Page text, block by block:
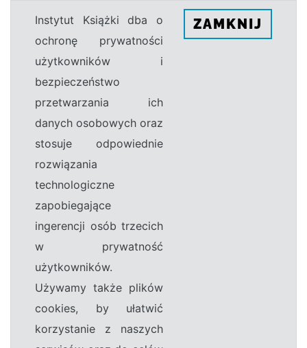
Instytut Książki dba o
ochronę prywatności
użytkowników i
bezpieczeństwo
przetwarzania ich
danych osobowych oraz
stosuje odpowiednie
rozwiązania
technologiczne
zapobiegające
ingerencji osób trzecich
w prywatność
użytkowników.
Używamy także plików
cookies, by ułatwić
korzystanie z naszych
ZAMKNIJ